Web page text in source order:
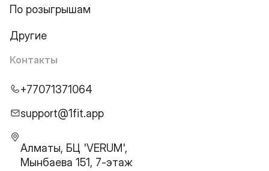
По розыгрышам
Другие
Контакты
+77071371064
support@1fit.app
Алматы, БЦ 'VERUM',
Мынбаева 151, 7-этаж